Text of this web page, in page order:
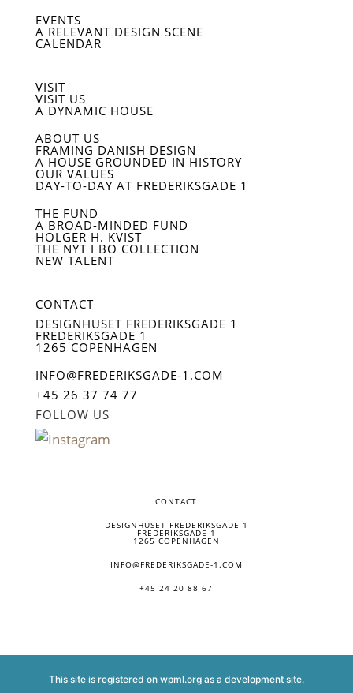
EVENTS
A RELEVANT DESIGN SCENE
CALENDAR
VISIT
VISIT US
A DYNAMIC HOUSE
ABOUT US
FRAMING DANISH DESIGN
A HOUSE GROUNDED IN HISTORY
OUR VALUES
DAY-TO-DAY AT FREDERIKSGADE 1
THE FUND
A BROAD-MINDED FUND
HOLGER H. KVIST
THE NYT I BO COLLECTION
NEW TALENT
CONTACT
DESIGNHUSET FREDERIKSGADE 1
FREDERIKSGADE 1
1265 COPENHAGEN
INFO@FREDERIKSGADE-1.COM
+45 26 37 74 77
FOLLOW US
CONTACT
DESIGNHUSET FREDERIKSGADE 1
FREDERIKSGADE 1
1265 COPENHAGEN
INFO@FREDERIKSGADE-1.COM
+45 24 20 88 67
This site is registered on wpml.org as a development site.